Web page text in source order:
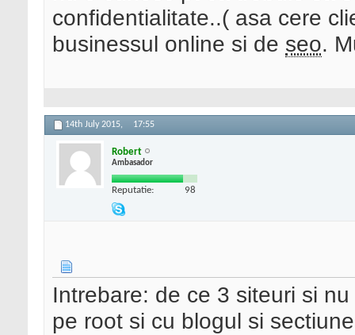
confidentialitate..( asa cere
businessul online si de seo.
14th July 2015, 17:55
Robert
Ambasador
Reputatie: 98
Intrebare: de ce 3 siteuri si
pe root si cu blogul si